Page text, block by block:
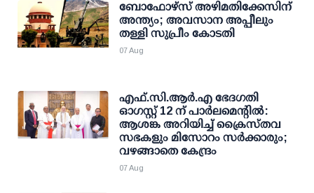
ബോഫോഴ്സ് അഴിമതിക്കേസിന്
അന്ത്യം; അവസാന അപ്പീലും
തള്ളി സുപ്രീം കോടതി
07 Aug
എഫ്.സി.ആര്‍.എ ഭേദഗതി
ഓഗസ്റ്റ് 12 ന് പാര്‍ലമെന്റില്‍:
ആശങ്ക അറിയിച്ച് ക്രൈസ്തവ
സഭകളും മിസോറം സര്‍ക്കാരും;
വഴങ്ങാതെ കേന്ദ്രം
07 Aug